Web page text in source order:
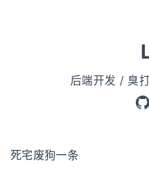
后端开发 / 臭
死宅废狗一条